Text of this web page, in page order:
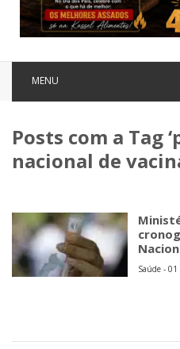
MENU
Posts com a Tag
nacional de
Saúde -